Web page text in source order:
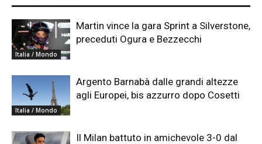
Italia / Mondo
Martin vince la gara Sprint a Silverstone,
preceduti Ogura e Bezzecchi
Italia / Mondo
Argento Barnabà dalle grandi altezze
agli Europei, bis azzurro dopo Cosetti
Il Milan battuto in amichevole 3-0 dal